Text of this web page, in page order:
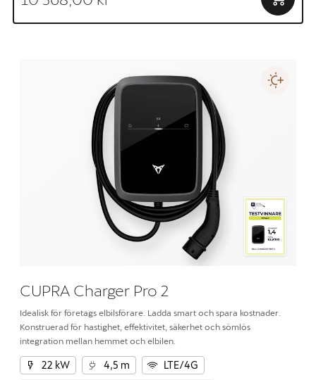
CUPRA Charger Pro 2
Idealisk för företags elbilsförare. Ladda smart och spara kostnader.
Konstruerad för hastighet, effektivitet, säkerhet och sömlös
integration mellan hemmet och elbilen.
22 kW 4,5 m
LTE/4G